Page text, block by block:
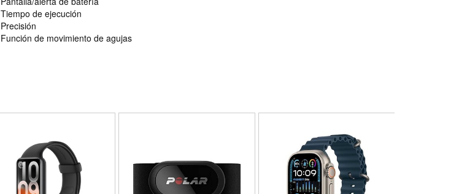
Tiempo de ejecución
Precisión
Función de movimiento de agujas